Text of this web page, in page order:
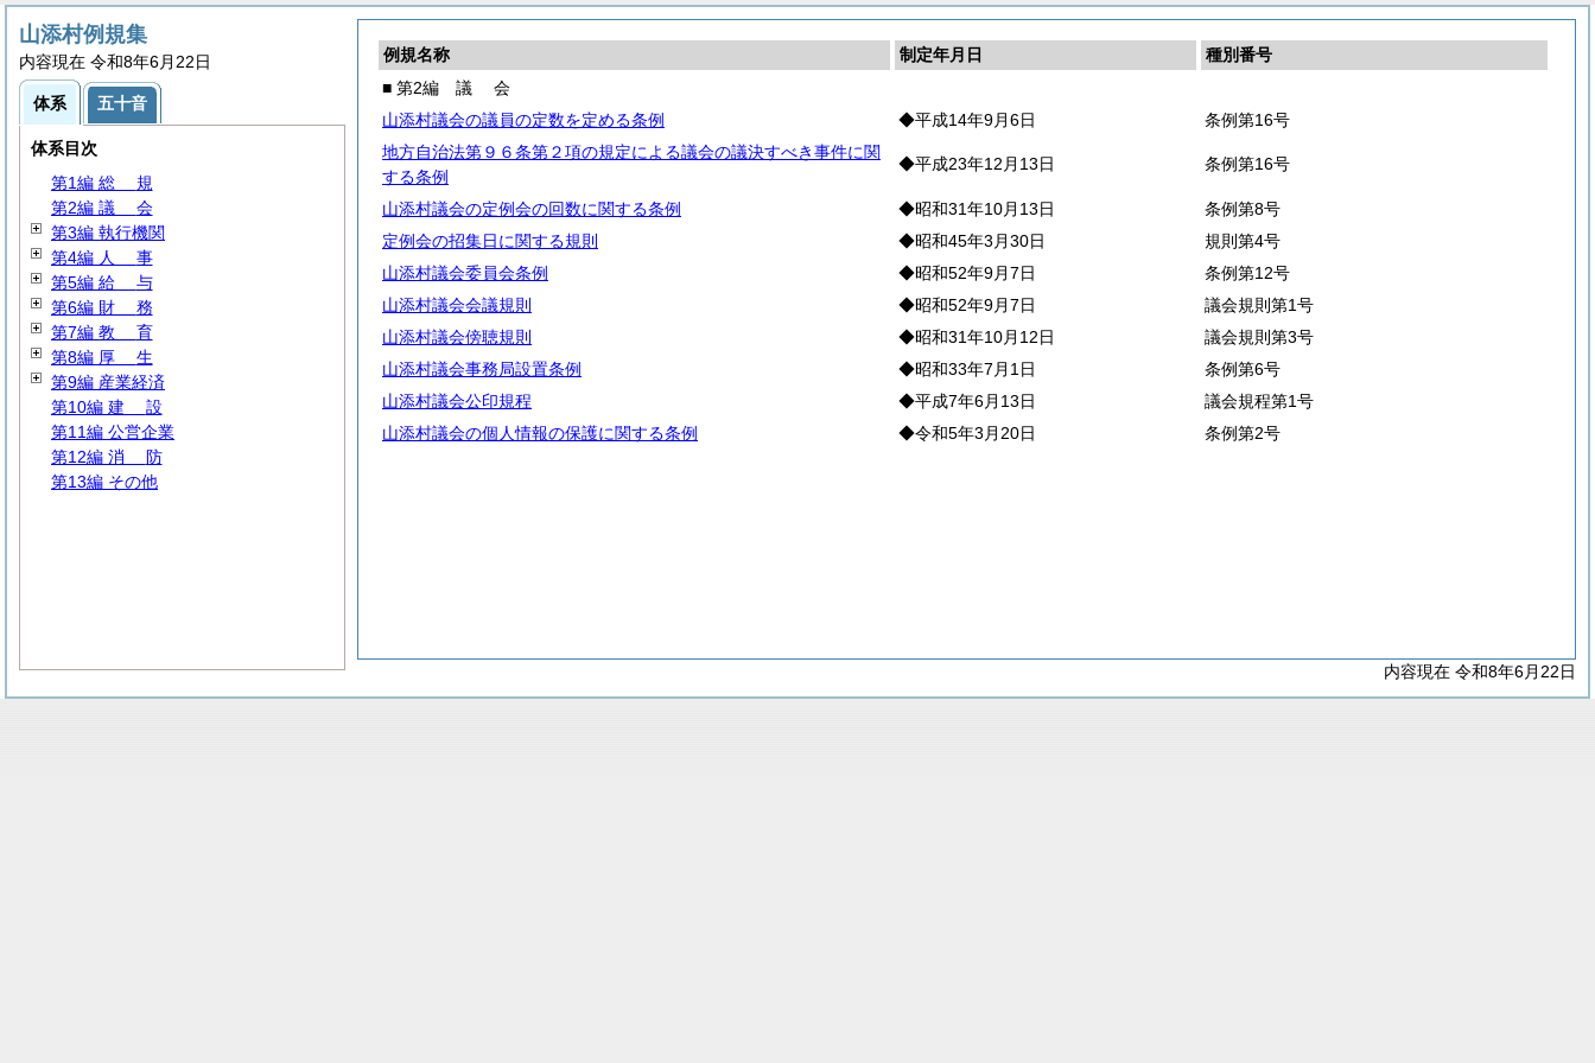
例規名称 制定年月日
種別番号
■ 第2編 議 会
山添村議会の議員の定数を定める条例
◆平成14年9月6日
条例第16号
地方自治法第９６条第２項の規定による議会の議決すべき事件に関
する条例
◆平成23年12月13日 条例第16号
山添村議会の定例会の回数に関する条例 ◆昭和31年10月13日
条例第8号
定例会の招集日に関する規則
◆昭和45年3月30日
規則第4号
山添村議会委員会条例
◆昭和52年9月7日
条例第12号
山添村議会会議規則
◆昭和52年9月7日
議会規則第1号
山添村議会傍聴規則
◆昭和31年10月12日
議会規則第3号
山添村議会事務局設置条例
◆昭和33年7月1日
条例第6号
山添村議会公印規程
◆平成7年6月13日
議会規程第1号
山添村議会の個人情報の保護に関する条例
◆令和5年3月20日 条例第2号
内容現在 令和8年6月22日
山添村例規集
内容現在 令和8年6月22日
体系 五十音
体系目次
第1編 総 規
第2編 議 会
第3編 執行機関
第4編 人 事
第5編 給 与
第6編 財 務
第7編 教 育
第8編 厚 生
第9編 産業経済
第10編 建 設
第11編 公営企業
第12編 消 防
第13編 その他